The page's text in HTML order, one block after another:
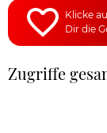
Klicke
Dir die
Zugriffe